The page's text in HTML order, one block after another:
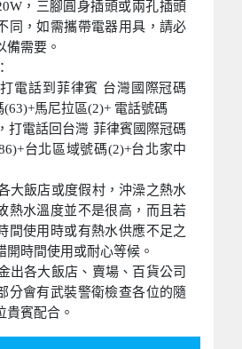
，三腳圓身插頭或兩孔插頭
同，如需攜帶電器用具，請必
備需要。
電話到菲律賓 台灣國際冠碼
馬尼拉區(2)+ 電話號碼
打電話回台灣 菲律賓國際冠碼
台北區域號碼(2)+台北家中
大飯店或度假村，沖澡之熱水
熱水溫度並不是很高，而且若
間使用時或有熱水供應不足之
開時間使用或耐心等候。
出各大飯店、賣場、百貨公司
分會有武裝警衛檢查各位的隨
貴賓配合。